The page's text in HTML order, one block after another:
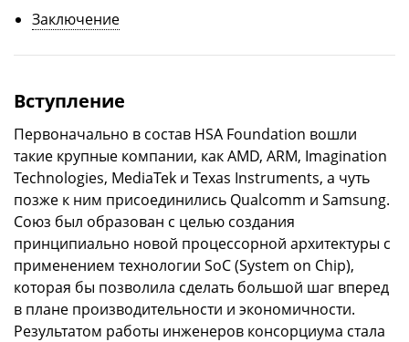
Заключение
Вступление
Первоначально в состав HSA Foundation вошли
такие крупные компании, как AMD, ARM, Imagination
Technologies, MediaTek и Texas Instruments, а чуть
позже к ним присоединились Qualcomm и Samsung.
Союз был образован с целью создания
принципиально новой процессорной архитектуры с
применением технологии SoC (System on Chip),
которая бы позволила сделать большой шаг вперед
в плане производительности и экономичности.
Результатом работы инженеров консорциума стала